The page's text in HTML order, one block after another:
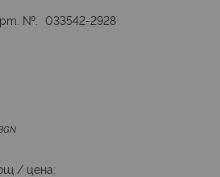
№ 033542-2928
/ цена: